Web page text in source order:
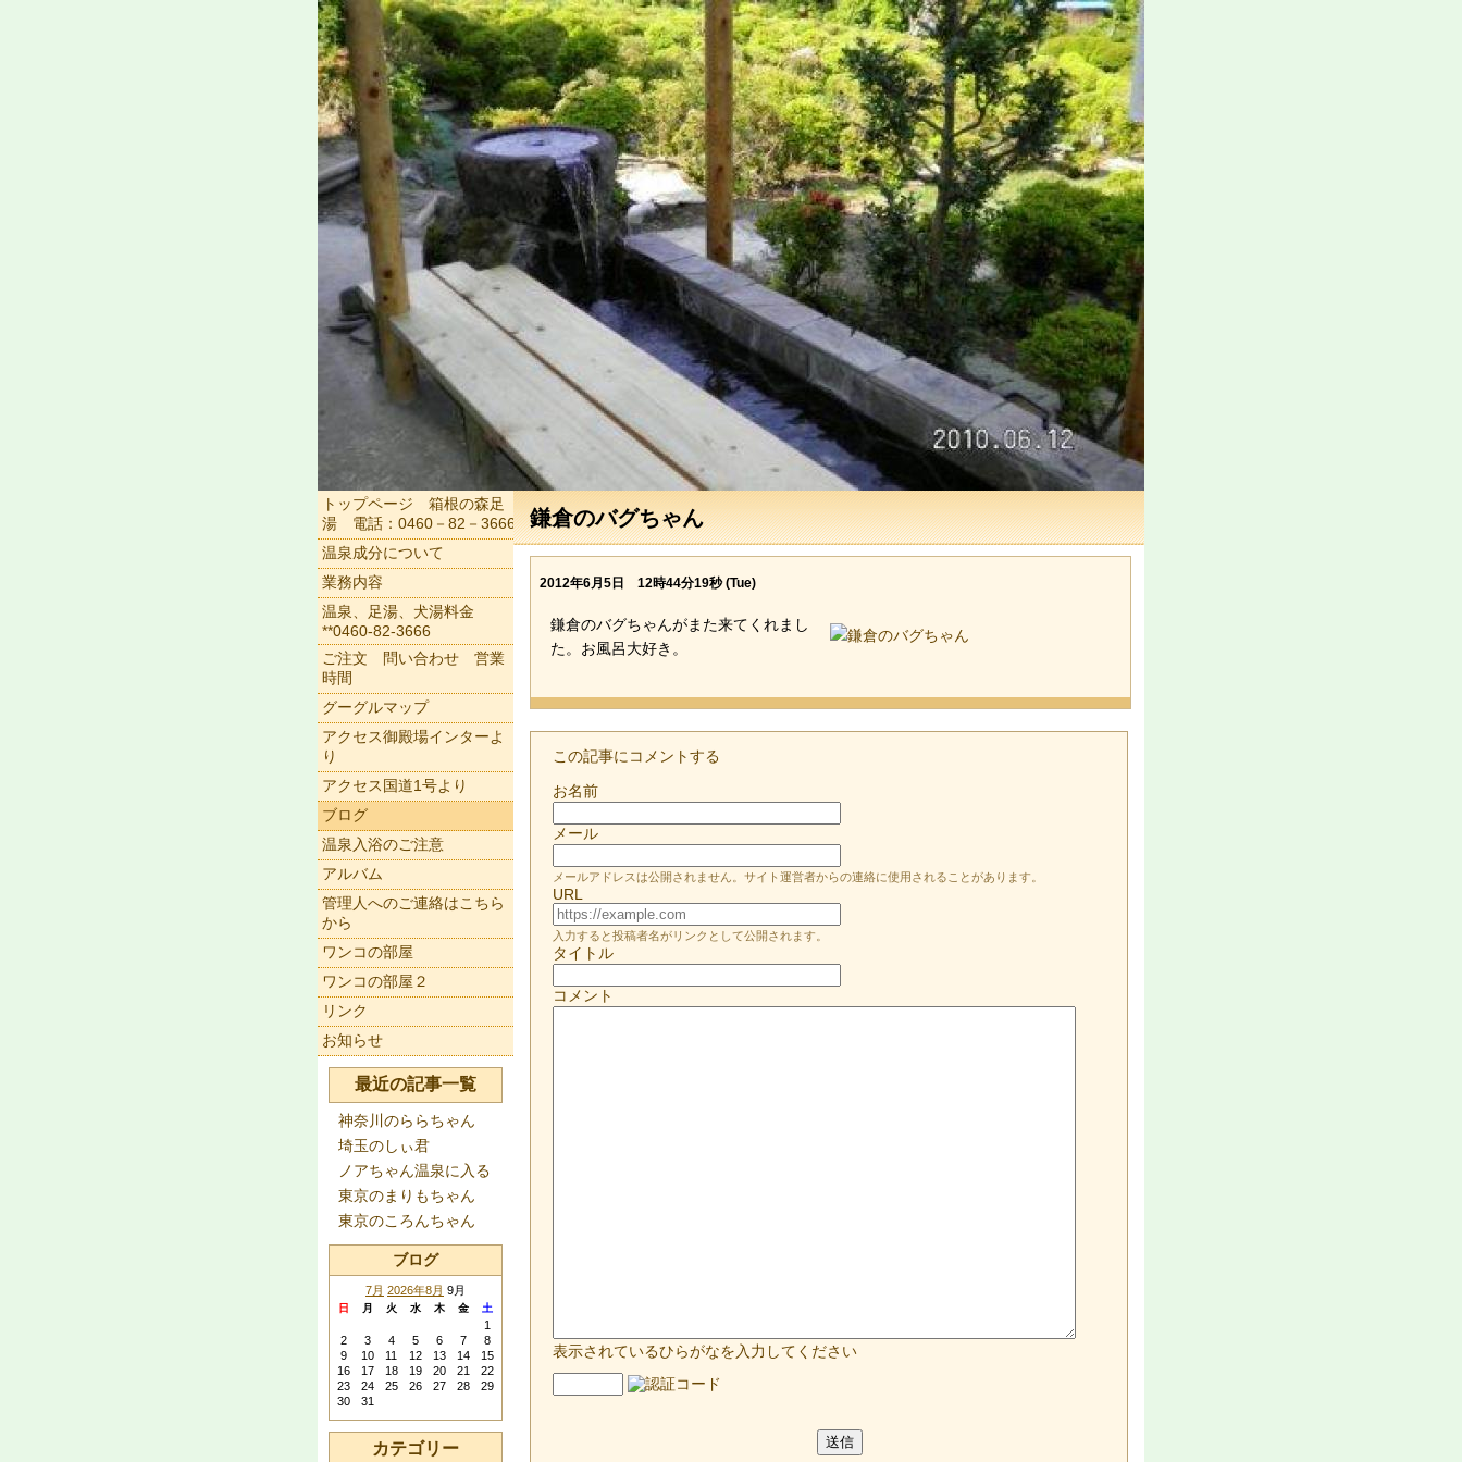
鎌倉のバグちゃん
2012年6月5日 12時44分19秒 (Tue)
鎌倉のバグちゃんがまた来てくれまし
た。お風呂大好き。
この記事にコメントする
お名前
メール
メールアドレスは公開されません。サイト運営者からの連絡に使用されることがあります。
URL
入力すると投稿者名がリンクとして公開されます。
タイトル
コメント
表示されているひらがなを入力してください
トップページ 箱根の森足
湯 電話：0460－82－3666
温泉成分について
業務内容
温泉、足湯、犬湯料金
**0460-82-3666
ご注文 問い合わせ 営業
時間
グーグルマップ
アクセス御殿場インターよ
り
アクセス国道1号より
ブログ
温泉入浴のご注意
アルバム
管理人へのご連絡はこちら
から
ワンコの部屋
ワンコの部屋２
リンク
お知らせ
最近の記事一覧
神奈川のららちゃん
埼玉のしぃ君
ノアちゃん温泉に入る
東京のまりもちゃん
東京のころんちゃん
ブログ
7月 2026年8月 9月
日 月 火 水 木 金 土
1
2
3 4 5 6 7
8
9
10 11 12 13 14
15
16
17 18 19 20 21
22
23
24 25 26 27 28
29
30
31
カテゴリー